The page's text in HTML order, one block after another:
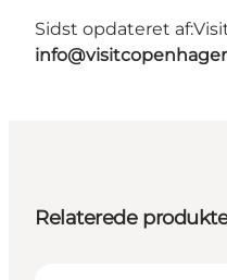
Sidst opdateret af:
Relaterede